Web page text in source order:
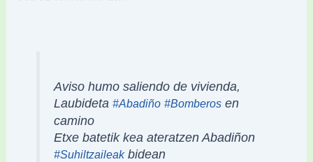
Aviso humo saliendo de vivienda,
Laubideta#Abadiño #Bomberos en
camino
Etxe batetik kea ateratzen Abadiñon
#Suhiltzaileakbidean